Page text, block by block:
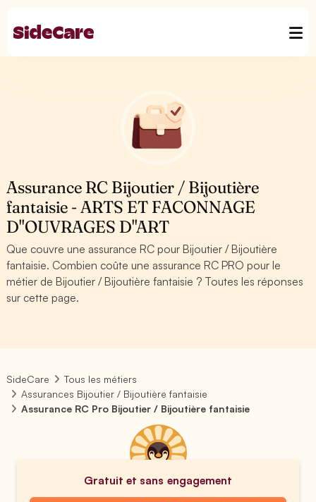
Assurance RC Bijoutier / Bijoutière
fantaisie - ARTS ET FACONNAGE
D''OUVRAGES D''ART
Que couvre une assurance RC pour Bijoutier / Bijoutière
fantaisie. Combien coûte une assurance RC PRO pour le
métier de Bijoutier / Bijoutière fantaisie ? Toutes les réponses
sur cette page.
SideCare
Tous les métiers
Assurances Bijoutier / Bijoutière fantaisie
Assurance RC Pro Bijoutier / Bijoutière fantaisie
Gratuit et sans engagement